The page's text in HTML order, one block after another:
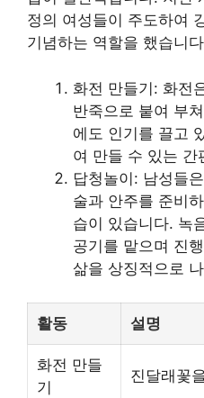
정의 여성들이 주도하여
기념하는 역할을 했습니
화전 만들기: 화전
반죽으로 붙여 부
에도 인기를 끌고
여 만들 수 있는 간
답청놀이: 남성들
술과 안주를 준비
습이 있습니다. 녹
공기를 맡으며 진
삶을 상징적으로
활동 설명
화전 만들
기
진달래꽃